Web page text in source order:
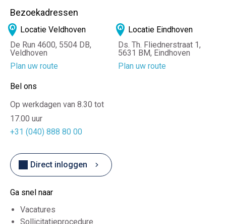
Bel ons
Op werkdagen van 8.30 tot
17.00 uur
+31 (040) 888 80 00
Bezoekadressen
Locatie Veldhoven
De Run 4600, 5504 DB,
Veldhoven
Plan uw route
Locatie Eindhoven
Ds. Th. Fliednerstraat 1,
5631 BM, Eindhoven
Plan uw route
Ga snel naar
Vacatures
Sollicitatieprocedure
Direct inloggen